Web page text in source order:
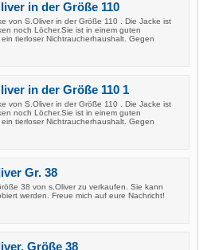
in der Größe 110
von S.Oliver in der Größe 110 . Die Jacke ist
noch Löcher.Sie ist in einem guten
tierloser Nichtraucherhaushalt. Gegen
in der Größe 110 1
von S.Oliver in der Größe 110 . Die Jacke ist
noch Löcher.Sie ist in einem guten
tierloser Nichtraucherhaushalt. Gegen
Gr. 38
38 von s.Oliver zu verkaufen. Sie kann
werden. Freue mich auf eure Nachricht!
Größe 38